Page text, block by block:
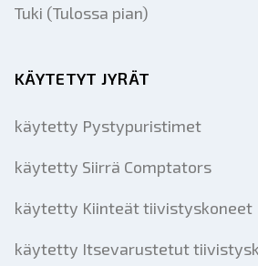
Tuki (Tulossa pian)
KÄYTETYT JYRÄT
käytetty Pystypuristimet
käytetty Siirrä Comptators
käytetty Kiinteät tiivistyskoneet
käytetty Itsevarustetut